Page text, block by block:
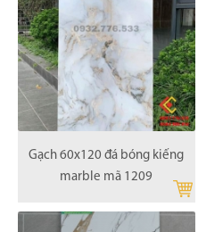
Gạch 60x120 đá bóng kiếng
marble mã 1209